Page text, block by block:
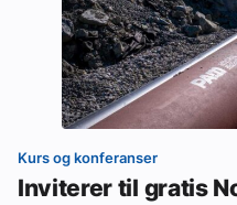
Kurs og konferanser
Inviterer til gratis